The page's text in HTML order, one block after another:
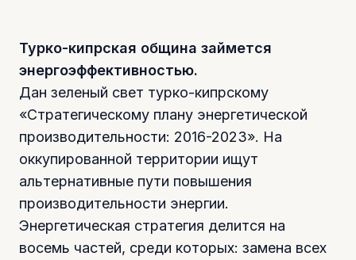
Турко-кипрская община займется
энергоэффективностью.
Дан зеленый свет турко-кипрскому
«Стратегическому плану энергетической
производительности: 2016-2023». На
оккупированной территории ищут
альтернативные пути повышения
производительности энергии.
Энергетическая стратегия делится на
восемь частей, среди которых: замена всех